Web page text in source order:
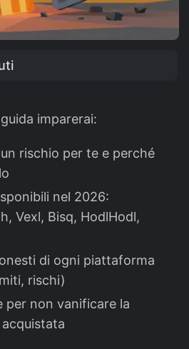
imparerai:
rischio per te e perché
nel 2026:
Vexl, Bisq, HodlHodl,
di ogni piattaforma
rischi)
per non vanificare la